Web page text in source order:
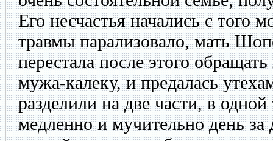
Его несчастья начались с того
травмы парализовало, мать
перестала после этого
мужа-калеку, и предалась
разделили на две части, в
медленно и мучительно день